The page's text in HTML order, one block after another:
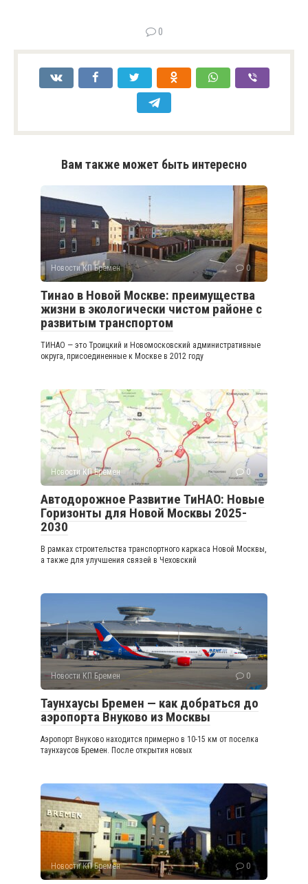
0
Вам также может быть интересно
Новости КП Бремен 0
Тинао в Новой Москве: преимущества
жизни в экологически чистом районе с
развитым транспортом
ТИНАО — это Троицкий и Новомосковский административные
округа, присоединенные к Москве в 2012 году
Новости КП Бремен 0
Автодорожное Развитие ТиНАО: Новые
Горизонты для Новой Москвы 2025-
2030
В рамках строительства транспортного каркаса Новой Москвы,
а также для улучшения связей в Чеховский
Новости КП Бремен 0
Таунхаусы Бремен — как добраться до
аэропорта Внуково из Москвы
Аэропорт Внуково находится примерно в 10-15 км от поселка
таунхаусов Бремен. После открытия новых
Новости КП Бремен 0